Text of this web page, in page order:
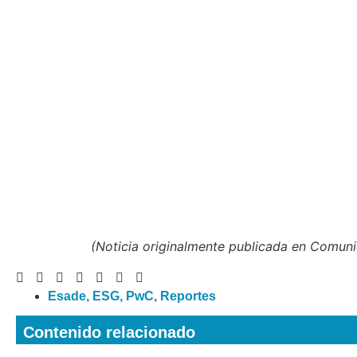
(Noticia originalmente publicada en
Esade, ESG, PwC, Reportes
Contenido relacionado